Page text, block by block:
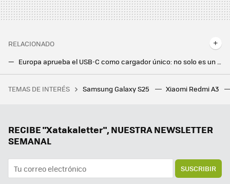
RELACIONADO
Europa aprueba el USB-C como cargador único: no solo es un problema para Apple, también para algunos Android
28 autoras para informarse y reflexionar sobre videojuegos
TEMAS DE INTERÉS Samsung Galaxy S25 Xiaomi Redmi A3
RECIBE "Xatakaletter", NUESTRA NEWSLETTER
SEMANAL
SUSCRIBIR